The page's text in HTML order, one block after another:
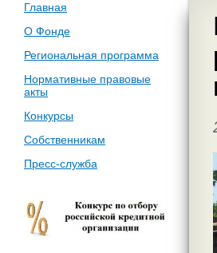
Главная
О Фонде
Региональная программа
Нормативные правовые
акты
Конкурсы
Собственникам
Пресс-служба